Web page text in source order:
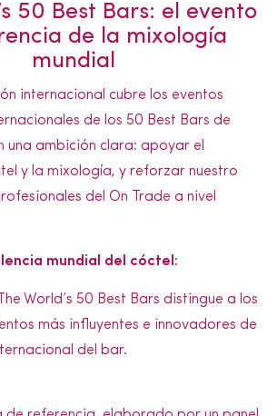
50 Best Bars: el evento
de la mixología
mundial
internacional cubre los eventos
de los 50 Best Bars de
una ambición clara: apoyar el
y la mixología, y reforzar nuestro
del On Trade a nivel
mundial del cóctel:
World’s 50 Best Bars distingue a los
más influyentes e innovadores de
del bar.